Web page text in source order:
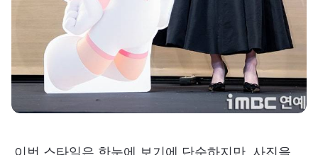
이번 스타일은 한눈에 보기에 단순하지만, 사진을